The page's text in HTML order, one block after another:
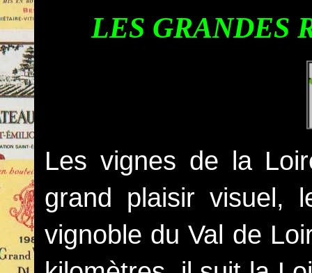
LES GRANDES
Les vignes de la
grand plaisir visuel,
vignoble du Val de